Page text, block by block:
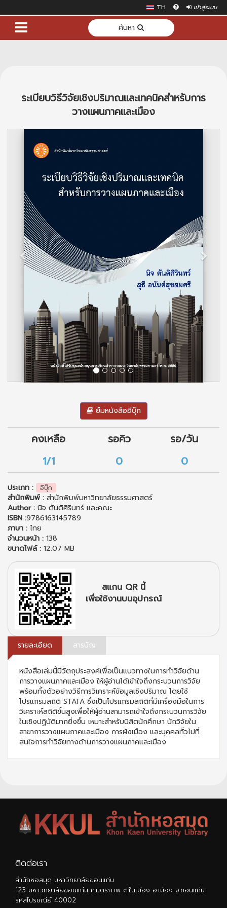
TH เข้าสู่ระบบ
ค้นหา
ระเบียบวิธีวิจัยเชิงปริมาณและเทคนิคสำหรับการ
วางแผนภาคและเมือง
Previous Next
ยืมหนังสืออีบุ๊ก
คงเหลือ รอคิว
รอ/วัน
1/1
0 0
ประเภท : อีบุ๊ก
สำนักพิมพ์ : สำนักพิมพ์มหาวิทยาลัยธรรมศาสตร์
Author : นิจ ตันติศิรินทร์ และคณะ
ISBN :9786163145789
ภาษา : ไทย
จำนวนหน้า : 138
ขนาดไฟล์ : 12.07 MB
สแกน QR นี้
เพื่อใช้งานบนอุปกรณ์
รายละเอียด สารบัญ
หนังสือเล่มนี้มีวัตถุประสงค์เพื่อเป็นแนวทางในการทำวิจัยด้าน
การวางแผนภาคและเมือง ให้ผู้อ่านได้เข้าใจถึงกระบวนการวิจัย
พร้อมทั้งตัวอย่างวิธีการวิเคราะห์ข้อมูลเชิงปริมาณ โดยใช้
โปรแกรมสถิติ STATA ซึ่งเป็นโปรแกรมสถิติที่มีเครื่องมือในการ
วิเคราะห์สถิติขั้นสูงเพื่อให้ผู้อ่านสามารถเข้าใจถึงกระบวนการวิจัย
ในเชิงปฏิบัติมากยิ่งขึ้น เหมาะสำหรับนิสิตนักศึกษา นักวิจัยใน
สาขาการวางแผนภาคและเมือง การผังเมือง และบุคคลทั่วไปที่
สนใจการทำวิจัยทางด้านการวางแผนภาคและเมือง
ติดต่อเรา
สำนักหอสมุด มหาวิทยาลัยขอนแก่น
123 มหาวิทยาลัยขอนแก่น ถ.มิตรภาพ ต.ในเมือง อ.เมือง จ.ขอนแก่น
รหัสไปรษณีย์ 40002